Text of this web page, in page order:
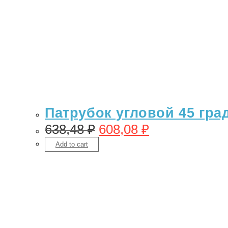
Патрубок угловой 45
638,48₽ 608,08 ₽
Add to cart